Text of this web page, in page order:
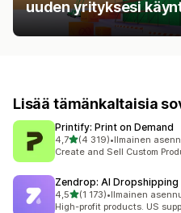
uuden yrityksesi
Lisää tämänkaltaisia
Printify: Print on Demand
4,7/ 5 tähteä
(4 319)
4319 arvostelua yhteensä
•Ilmainen
Create and Sell Custom
Zendrop: AI Dropshipping
4,5/ 5 tähteä
(1 173)
1173 arvostelua yhteensä
•Ilmainen
High-profit products. US